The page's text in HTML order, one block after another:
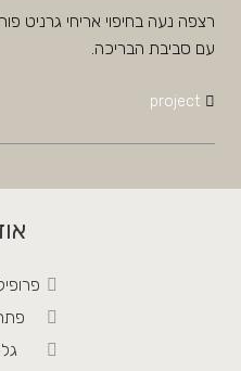
רצפה נעה בחיפוי אריחי גרניט
עם סביבת הבריכה.
project